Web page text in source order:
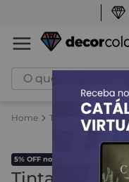
O que você procura?
Tintas Tinta
5% OFF no PIX